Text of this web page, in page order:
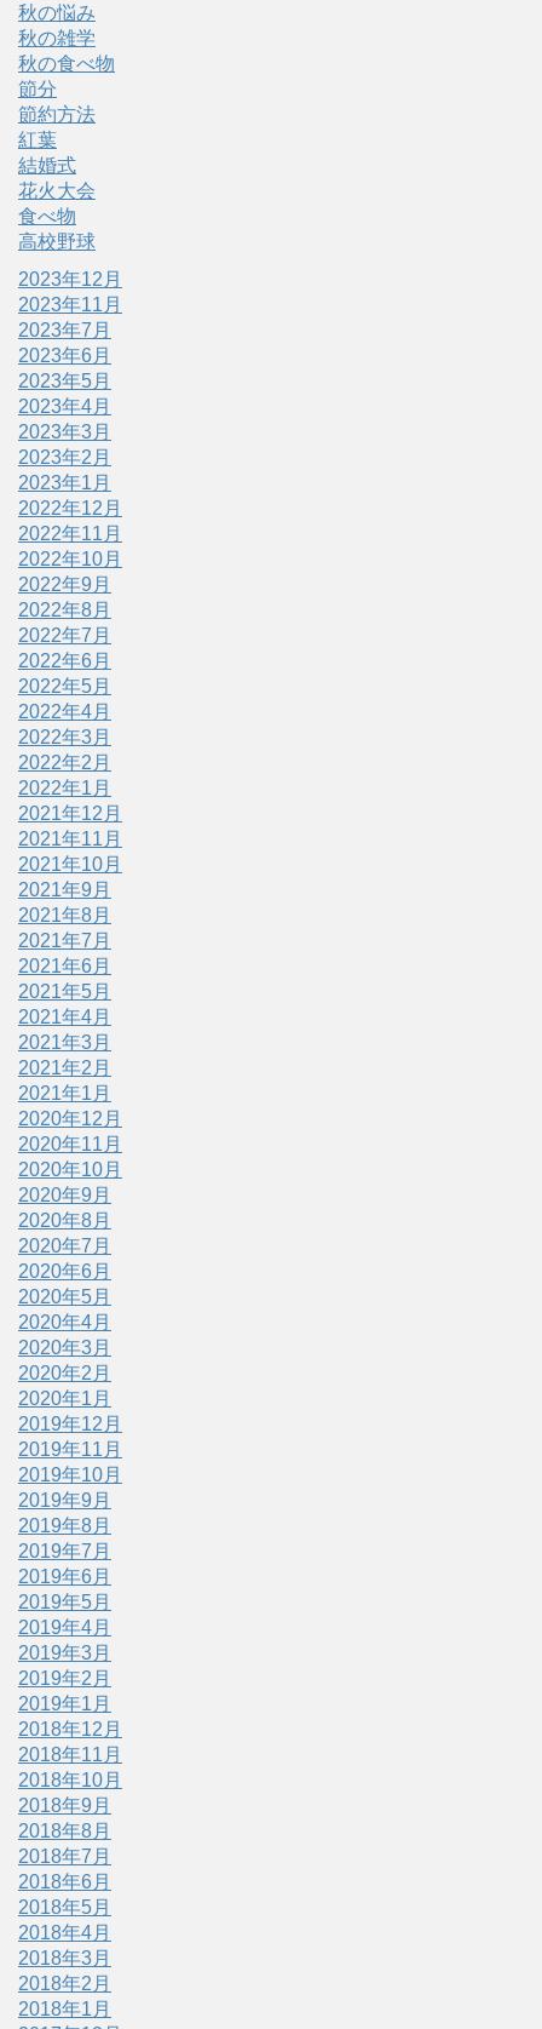
秋の悩み
秋の雑学
秋の食べ物
節分
節約方法
紅葉
結婚式
花火大会
食べ物
高校野球
2023年12月
2023年11月
2023年7月
2023年6月
2023年5月
2023年4月
2023年3月
2023年2月
2023年1月
2022年12月
2022年11月
2022年10月
2022年9月
2022年8月
2022年7月
2022年6月
2022年5月
2022年4月
2022年3月
2022年2月
2022年1月
2021年12月
2021年11月
2021年10月
2021年9月
2021年8月
2021年7月
2021年6月
2021年5月
2021年4月
2021年3月
2021年2月
2021年1月
2020年12月
2020年11月
2020年10月
2020年9月
2020年8月
2020年7月
2020年6月
2020年5月
2020年4月
2020年3月
2020年2月
2020年1月
2019年12月
2019年11月
2019年10月
2019年9月
2019年8月
2019年7月
2019年6月
2019年5月
2019年4月
2019年3月
2019年2月
2019年1月
2018年12月
2018年11月
2018年10月
2018年9月
2018年8月
2018年7月
2018年6月
2018年5月
2018年4月
2018年3月
2018年2月
2018年1月